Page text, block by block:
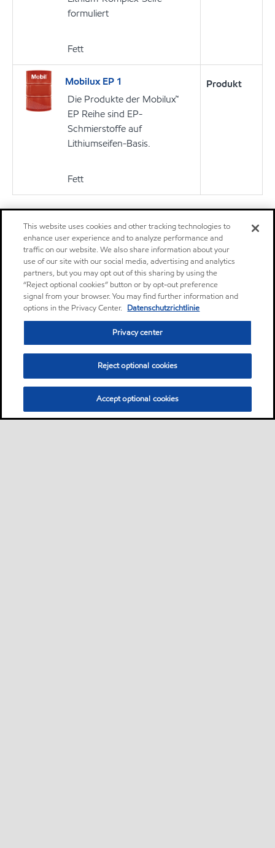
formuliert
Fett
Mobilux EP 1
Die Produkte der Mobilux™
EP Reihe sind EP-
Schmierstoffe auf
Lithiumseifen-Basis.
Fett
Produkt
Sie finden Ihre Anwendung nicht?
Suchen Sie nach Anwendung, Produktreihe oder Spezifikation.
Weitere Informationen
This website uses cookies and other tracking technologies to
enhance user experience and to analyze performance and
traffic on our website. We also share information about your
use of our site with our social media, advertising and analytics
partners, but you may opt out of this sharing by using the
“Reject optional cookies” button or by opt-out preference
signal from your browser. You may find further information and
options in the Privacy Center. Datenschutzrichtlinie
Privacy center
Reject optional cookies
Accept optional cookies